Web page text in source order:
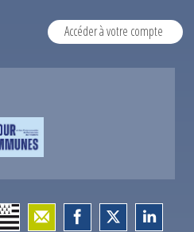
Accéder à votre compte